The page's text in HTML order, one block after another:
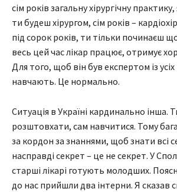
сім років загальну хірургічну
ти будеш хірургом, сім років –
під сорок років, ти тільки починаєш
весь цей час лікар працює, отримує
Для того, щоб він був експертом із
навчають. Це нормально.
Ситуація в Україні кардинально інша.
розштовхати, сам навчитися. Тому
за кордон за знаннями, щоб знати всі
насправді секрет – це не секрет. У
старші лікарі готують молодших.
до нас прийшли два інтерни. Я сказав